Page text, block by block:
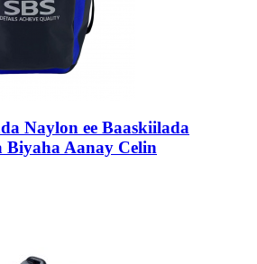
Naylon ee Baaskiilada
Aanay Celin